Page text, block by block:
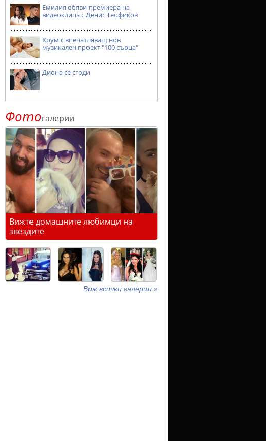
Емилия обяви премиера на
видеоклипа с Денис Теофиков
Крум с впечатляващ нов
музикален проект "100 сърца"
Диона се сгоди
Фотогалерии
Вижте домашните любимци на
звездите
Виж всички галерии »